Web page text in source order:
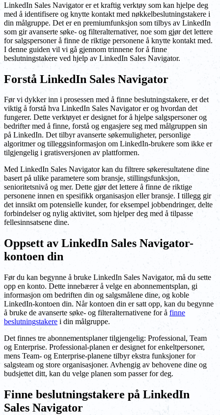
LinkedIn Sales Navigator er et kraftig verktøy som kan hjelpe deg
med å identifisere og knytte kontakt med nøkkelbeslutningstakere i
din målgruppe. Det er en premiumfunksjon som tilbys av LinkedIn
som gir avanserte søke- og filteralternativer, noe som gjør det lettere
for salgspersoner å finne de riktige personene å knytte kontakt med.
I denne guiden vil vi gå gjennom trinnene for å finne
beslutningstakere ved hjelp av LinkedIn Sales Navigator.
Forstå LinkedIn Sales Navigator
Før vi dykker inn i prosessen med å finne beslutningstakere, er det
viktig å forstå hva LinkedIn Sales Navigator er og hvordan det
fungerer. Dette verktøyet er designet for å hjelpe salgspersoner og
bedrifter med å finne, forstå og engasjere seg med målgruppen sin
på LinkedIn. Det tilbyr avanserte søkemuligheter, personlige
algoritmer og tilleggsinformasjon om LinkedIn-brukere som ikke er
tilgjengelig i gratisversjonen av plattformen.
Med LinkedIn Sales Navigator kan du filtrere søkeresultatene dine
basert på ulike parametere som bransje, stillingsfunksjon,
senioritetsnivå og mer. Dette gjør det lettere å finne de riktige
personene innen en spesifikk organisasjon eller bransje. I tillegg gir
det innsikt om potensielle kunder, for eksempel jobbendringer, delte
forbindelser og nylig aktivitet, som hjelper deg med å tilpasse
fellesinnsatsene dine.
Oppsett av LinkedIn Sales Navigator-
kontoen din
Før du kan begynne å bruke LinkedIn Sales Navigator, må du sette
opp en konto. Dette innebærer å velge en abonnementsplan, gi
informasjon om bedriften din og salgsmålene dine, og koble
LinkedIn-kontoen din. Når kontoen din er satt opp, kan du begynne
å bruke de avanserte søke- og filteralternativene for å finne
beslutningstakere i din målgruppe.
Det finnes tre abonnementsplaner tilgjengelig: Professional, Team
og Enterprise. Professional-planen er designet for enkeltpersoner,
mens Team- og Enterprise-planene tilbyr ekstra funksjoner for
salgsteam og store organisasjoner. Avhengig av behovene dine og
budsjettet ditt, kan du velge planen som passer for deg.
Finne beslutningstakere på LinkedIn
Sales Navigator